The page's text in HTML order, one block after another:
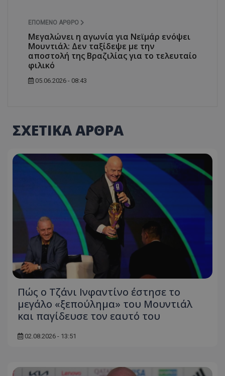
ΕΠΌΜΕΝΟ ΆΡΘΡΟ
Μεγαλώνει η αγωνία για Νεϊμάρ ενόψει
Μουντιάλ: Δεν ταξίδεψε με την
αποστολή της Βραζιλίας για το τελευταίο
φιλικό
05.06.2026 - 08:43
ΣΧΕΤΙΚΑ ΑΡΘΡΑ
Πώς ο Τζάνι Ινφαντίνο έστησε το
μεγάλο «ξεπούλημα» του Μουντιάλ
και παγίδευσε τον εαυτό του
02.08.2026 - 13:51